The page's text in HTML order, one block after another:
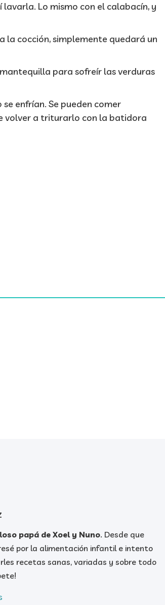
Lo mismo con el calabacín, y
la cocción, simplemente quedará un
para sofreír las verduras
enfrían. Se pueden comer
volver a triturarlo con la batidora
papá de Xoel y Nuno. Desde que
por la alimentación infantil e intento
recetas sanas, variadas y sobre todo